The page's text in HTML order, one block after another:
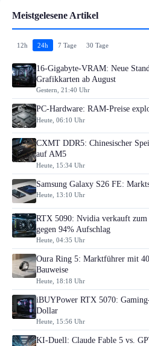
Meistgelesene Artikel
12h 24h 7 Tage 30 Tage
16-Gigabyte-VRAM: Neue
Grafikkarten ab August
Gestern, 21:40 Uhr
PC-Hardware: RAM-Preise
Heute, 06:10 Uhr
CXMT DDR5: Chinesischer
auf AM5
Heute, 15:34 Uhr
Samsung Galaxy S26 FE:
Heute, 13:10 Uhr
RTX 5090: Nvidia verkauft zum
gegen 94% Aufschlag
Heute, 04:35 Uhr
Oura Ring 5: Marktführer mit
Bauweise
Heute, 18:18 Uhr
iBUYPower RTX 5070:
Dollar
Heute, 15:56 Uhr
KI-Duell: Claude Fable 5 vs.